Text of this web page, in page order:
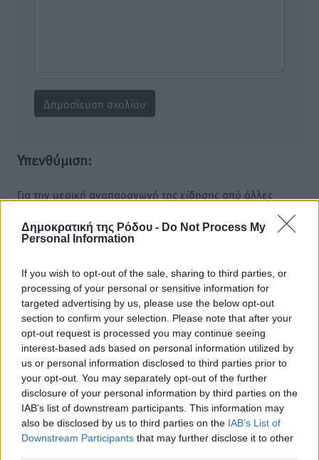
Δημοκρατική της Ρόδου - Do Not Process My
Personal Information
If you wish to opt-out of the sale, sharing to third parties, or
processing of your personal or sensitive information for
targeted advertising by us, please use the below opt-out
section to confirm your selection. Please note that after your
opt-out request is processed you may continue seeing
interest-based ads based on personal information utilized by
us or personal information disclosed to third parties prior to
your opt-out. You may separately opt-out of the further
disclosure of your personal information by third parties on the
IAB’s list of downstream participants. This information may
also be disclosed by us to third parties on the IAB’s List of
Downstream Participants that may further disclose it to other
Υπενθύμιση:
Για την μερική αναπαραγωγή της είδησης από άλλες
παρεχόμενου συνδέσμου παραπομπής προς το άρθρο
της Δημοκρατικής.
o καιρός τώρα:
αίθριος καιρός
83%
10km/h
ΝΔ
30°/30°